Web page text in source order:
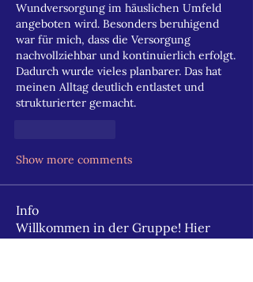
Wundversorgung im häuslichen Umfeld
angeboten wird. Besonders beruhigend
war für mich, dass die Versorgung
nachvollziehbar und kontinuierlich erfolgt.
Dadurch wurde vieles planbarer. Das hat
meinen Alltag deutlich entlastet und
strukturierter gemacht.
Show more comments
Info
Willkommen in der Gruppe! Hier